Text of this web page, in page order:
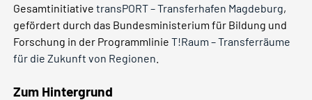
GesamtinitiativetransPORT – Transferhafen Magdeburg,
gefördert durch das Bundesministerium für Bildung und
Forschung in der ProgrammlinieT!Raum – Transferräume
für die Zukunft von Regionen
Zum Hintergrund